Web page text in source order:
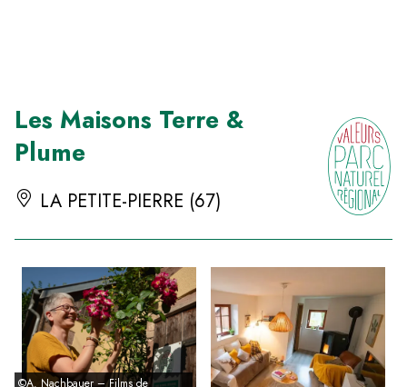
Les Maisons Terre &
Plume
LA PETITE-PIERRE (67)
©A. Nachbauer – Films de